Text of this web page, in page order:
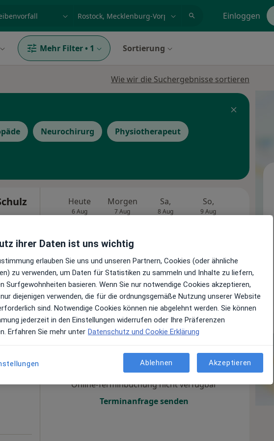
Einloggen
Mehr Filter • 1 Sortierung
Wie wir die Suchergebnisse sortieren
Neurochirurg Physiotherapeut
Praxis Dr.med. Merten Schulz Facharzt für Nervenheilkunde
Heute
6 Aug
Morgen
7 Aug
Sa,
8 Aug
So,
9 Aug
Online-Terminbuchung nicht verfügbar
Terminanfrage senden
Online-Terminbuchung nicht verfügbar
Terminanfrage senden
ihrer Daten ist uns wichtig
erlauben Sie uns und unseren Partnern, Cookies (oder ähnliche
zu verwenden, um Daten für Statistiken zu sammeln und Inhalte zu liefern,
Surfgewohnheiten basieren. Wenn Sie nur notwendige Cookies akzeptieren,
diejenigen verwenden, die für die ordnungsgemäße Nutzung unserer Website
sind. Notwendige Cookies können nie abgelehnt werden. Sie können
jederzeit in den Einstellungen widerrufen oder Ihre Präferenzen
Erfahren Sie mehr unter Datenschutz und Cookie Erklärung
Ablehnen Akzeptieren